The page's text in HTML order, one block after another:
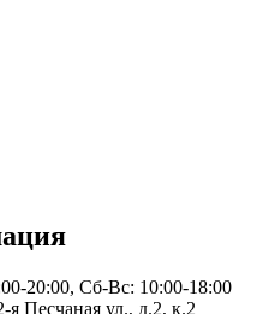
20:00, Сб-Вс: 10:00-18:00
я Песчаная ул., д.2, к.2